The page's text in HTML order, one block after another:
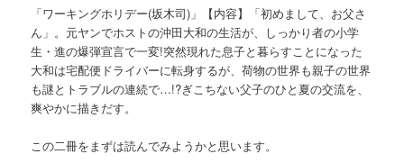
「ワーキングホリデー(坂木司)」【内容】「初めまして、お父さ
ん」。元ヤンでホストの沖田大和の生活が、しっかり者の小学
生・進の爆弾宣言で一変!突然現れた息子と暮らすことになった
大和は宅配便ドライバーに転身するが、荷物の世界も親子の世界
も謎とトラブルの連続で…!?ぎこちない父子のひと夏の交流を、
爽やかに描きだす。
この二冊をまずは読んでみようかと思います。